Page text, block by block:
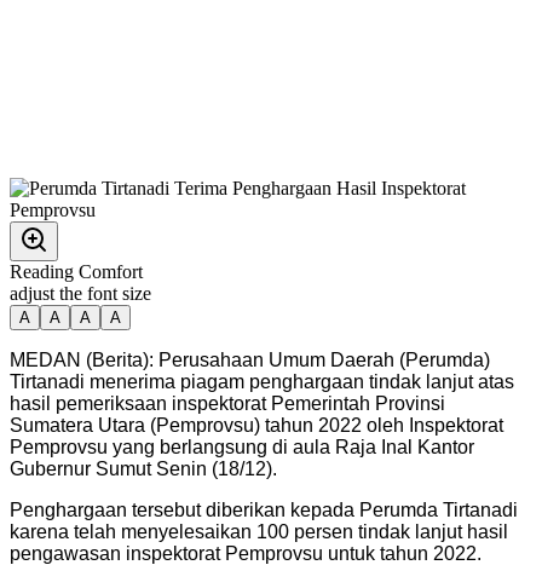
Reading Comfort
adjust the font size
A A A A
MEDAN (Berita): Perusahaan Umum Daerah (Perumda)
Tirtanadi menerima piagam penghargaan tindak lanjut atas
hasil pemeriksaan inspektorat Pemerintah Provinsi
Sumatera Utara (Pemprovsu) tahun 2022 oleh Inspektorat
Pemprovsu yang berlangsung di aula Raja Inal Kantor
Gubernur Sumut Senin (18/12).
Penghargaan tersebut diberikan kepada Perumda Tirtanadi
karena telah menyelesaikan 100 persen tindak lanjut hasil
pengawasan inspektorat Pemprovsu untuk tahun 2022.